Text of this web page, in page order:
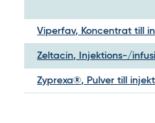
Viperfav, Koncentrat till
Zeltacin, Injektions-/
Zyprexa®, Pulver till